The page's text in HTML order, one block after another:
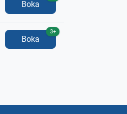
Boka
Boka
3+